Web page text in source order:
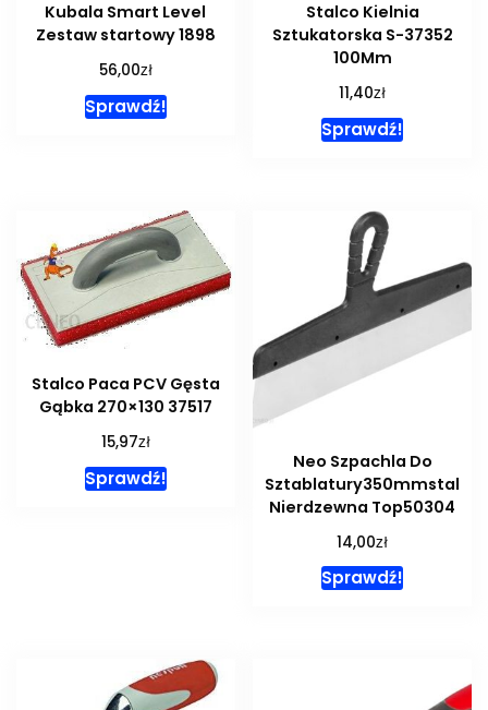
Kubala Smart Level
Zestaw startowy 1898
56,00zł
Sprawdź!
Stalco Kielnia
Sztukatorska S-37352
100Mm
11,40zł
Sprawdź!
Stalco Paca PCV Gęsta
Gąbka 270×130 37517
15,97zł
Sprawdź!
Neo Szpachla Do
Sztablatury350mmstal
Nierdzewna Top50304
14,00zł
Sprawdź!